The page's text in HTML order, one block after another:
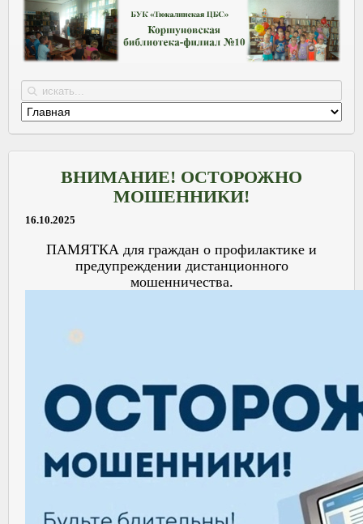
ВНИМАНИЕ! ОСТОРОЖНО
МОШЕННИКИ!
16.10.2025
ПАМЯТКА для граждан о профилактике и
предупреждении дистанционного
мошенничества.